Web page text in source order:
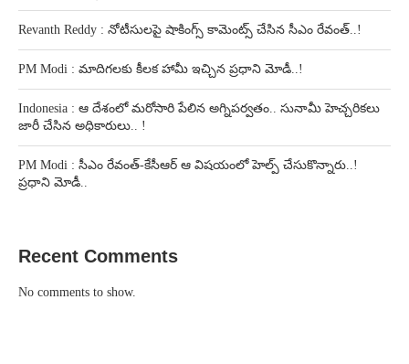
Revanth Reddy : నోటీసులపై షాకింగ్స్ కామెంట్స్ చేసిన సీఎం రేవంత్..!
PM Modi : మాదిగలకు కీలక హామీ ఇచ్చిన ప్రధాని మోడీ..!
Indonesia : ఆ దేశంలో మరోసారి పేలిన అగ్నిపర్వతం.. సునామీ హెచ్చరికలు
జారీ చేసిన అధికారులు.. !
PM Modi : సీఎం రేవంత్-కేసీఆర్ ఆ విషయంలో హెల్ప్ చేసుకొన్నారు..!
ప్రధాని మోడీ..
Recent Comments
No comments to show.